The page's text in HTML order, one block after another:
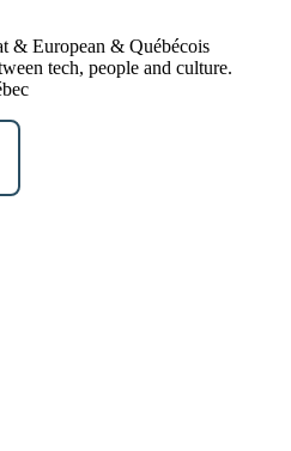
& European & Québécois
tech, people and culture.